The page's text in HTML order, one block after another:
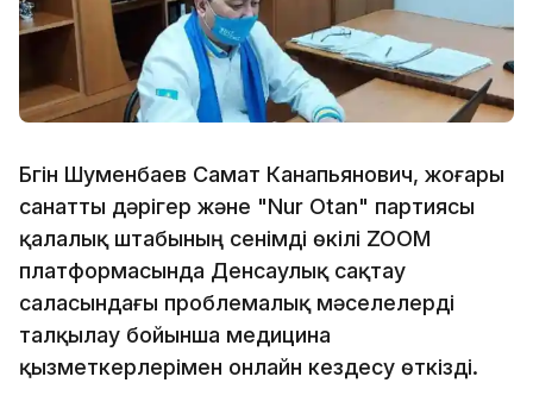
Бүгін Шуменбаев Самат Канапьянович, жоғары
санатты дәрігер және "Nur Otan" партиясы
қалалық штабының сенімді өкілі ZOOM
платформасында Денсаулық сақтау
саласындағы проблемалық мәселелерді
талқылау бойынша медицина
қызметкерлерімен онлайн кездесу өткізді.